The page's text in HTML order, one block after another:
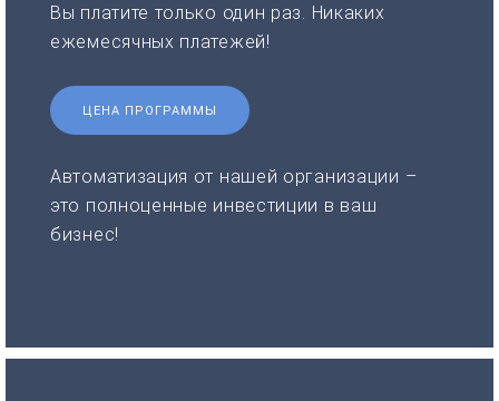
Вы платите только один раз. Никаких
ежемесячных платежей!
ЦЕНА ПРОГРАММЫ
Автоматизация от нашей организации –
это полноценные инвестиции в ваш
бизнес!